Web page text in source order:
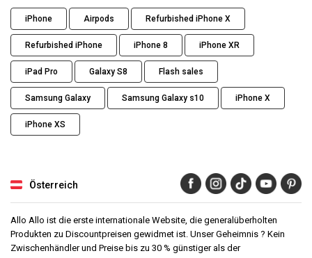
iPhone Airpods Refurbished iPhone X
Refurbished iPhone iPhone 8 iPhone XR
iPad Pro Galaxy S8 Flash sales
Samsung Galaxy Samsung Galaxy s10 iPhone X
iPhone XS
Österreich
Allo Allo ist die erste internationale Website, die generalüberholten
Produkten zu Discountpreisen gewidmet ist. Unser Geheimnis ? Kein
Zwischenhändler und Preise bis zu 30 % günstiger als der